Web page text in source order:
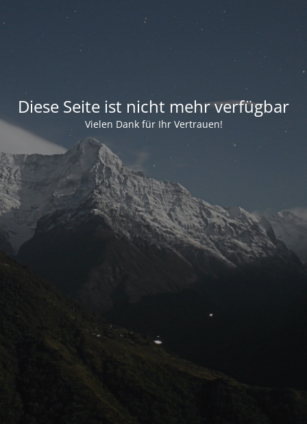
Diese Seite ist nicht mehr verfügbar
Vielen Dank für Ihr Vertrauen!